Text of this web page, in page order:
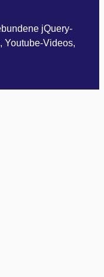
jQuery-
Youtube-Videos,